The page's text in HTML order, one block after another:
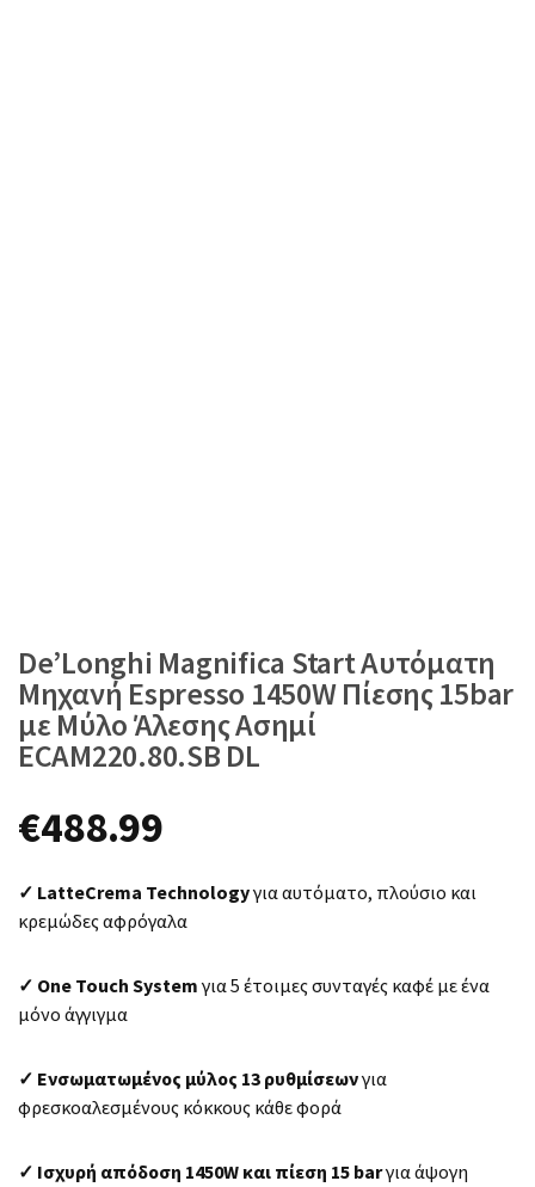
De’Longhi Magnifica Start Αυτόματη
Μηχανή Espresso 1450W Πίεσης 15bar
με Μύλο Άλεσης Ασημί
ECAM220.80.SB DL
€488.99
✓ LatteCrema Technologyγια αυτόματο, πλούσιο και
κρεμώδες αφρόγαλα
✓ One Touch Systemγια 5 έτοιμες συνταγές καφέ με ένα
μόνο άγγιγμα
✓ Ενσωματωμένος μύλος 13 ρυθμίσεωνγια
φρεσκοαλεσμένους κόκκους κάθε φορά
✓ Ισχυρή απόδοση 1450W και πίεση 15 barγια άψογη